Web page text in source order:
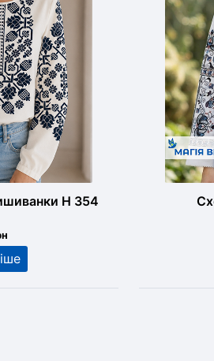
Н 354